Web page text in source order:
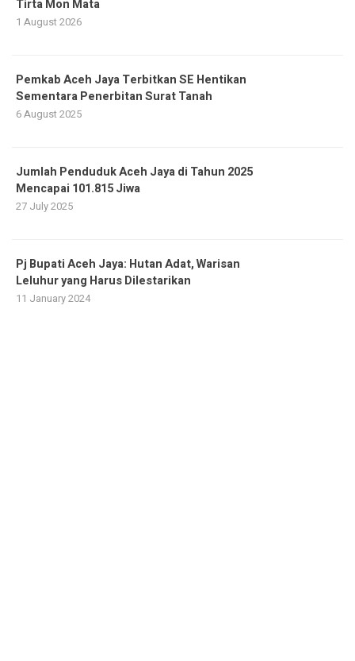
Tirta Mon Mata
1 August 2026
Pemkab Aceh Jaya Terbitkan SE Hentikan
Sementara Penerbitan Surat Tanah
6 August 2025
Jumlah Penduduk Aceh Jaya di Tahun 2025
Mencapai 101.815 Jiwa
27 July 2025
Pj Bupati Aceh Jaya: Hutan Adat, Warisan
Leluhur yang Harus Dilestarikan
11 January 2024